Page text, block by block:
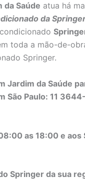
Saúde atua há
da
toda a mão-de-
Springer.
Jardim da Saúde
São Paulo: 11
as 18:00 e aos
Springer da sua